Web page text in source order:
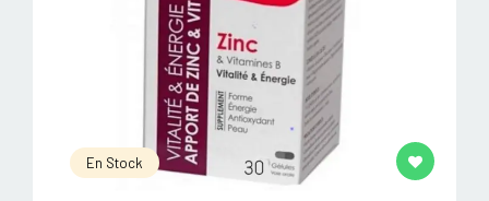
En Stock